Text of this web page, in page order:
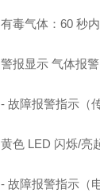
有毒气体：60 秒
警报显示 气体报
- 故障报警指示（
黄色 LED 闪烁/亮
- 故障报警指示（